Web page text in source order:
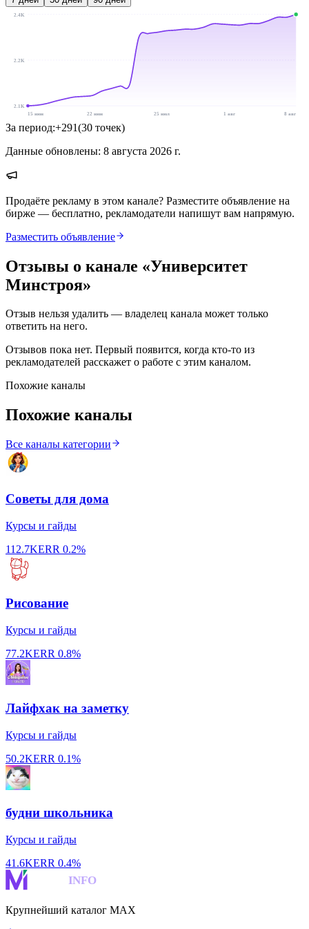
2.4K
2.2K
2.1K
15 июн
22 июн 25 июл 1 авг 8 авг
За период:+291(30 точек)
Данные обновлены: 8 августа 2026 г.
Продаёте рекламу в этом канале? Разместите объявление на
бирже — бесплатно, рекламодатели напишут вам напрямую.
Разместить объявление
Отзывы о канале «Университет
Минстроя»
Отзыв нельзя удалить — владелец канала может только
ответить на него.
Отзывов пока нет. Первый появится, когда кто-то из
рекламодателей расскажет о работе с этим каналом.
Похожие каналы
Похожие каналы
Все каналы категории
Советы для дома
Курсы и гайды
112.7KERR 0.2%
Рисование
Курсы и гайды
77.2KERR 0.8%
Лайфхак на заметку
Курсы и гайды
50.2KERR 0.1%
будни школьника
Курсы и гайды
41.6KERR 0.4%
INFO
Крупнейший каталог MAX